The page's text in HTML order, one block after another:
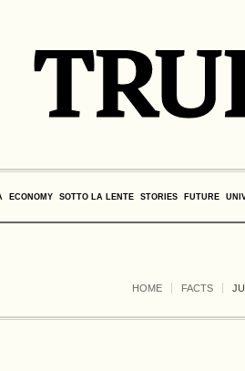
ECONOMY SOTTO LA LENTE STORIES FUTURE
HOME FACTS